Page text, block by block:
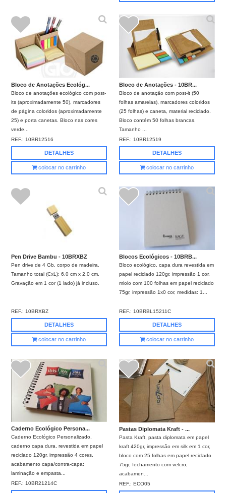
Bloco de Anotações Ecológ...
Bloco de anotações ecológico com post-
its (aproximadamente 50), marcadores
de página coloridos (aproximadamente
25) e porta canetas. Bloco nas cores
verde...
REF.: 10BR12516
DETALHES
colocar no carrinho
Bloco de Anotações - 10BR...
Bloco de anotação com post-it (50
folhas amarelas), marcadores coloridos
(25 folhas) e caneta, material reciclado.
Bloco contém 50 folhas brancas.
Tamanho ...
REF.: 10BR12519
DETALHES
colocar no carrinho
Pen Drive Bambu - 10BRXBZ
Pen drive de 4 Gb, corpo de madeira.
Tamanho total (CxL): 6,0 cm x 2,0 cm.
Gravação em 1 cor (1 lado) já incluso.
REF.:10BRXBZ
DETALHES
colocar no carrinho
Blocos Ecológicos - 10BRB...
Bloco ecológico, capa dura revestida em
papel reciclado 120gr, impressão 1 cor,
miolo com 100 folhas em papel reciclado
75gr, impressão 1x0 cor, medidas: 1...
REF.:10BRBL15211C
DETALHES
colocar no carrinho
Caderno Ecológico Persona...
Caderno Ecológico Personalizado,
caderno capa dura, revestida em papel
reciclado 120gr, impressão 4 cores,
acabamento capa/contra-capa:
laminação e empasta...
REF.:10BR21214C
Pastas Diplomata Kraft - ...
Pasta Kraft, pasta diplomata em papel
kraft 420gr, impressão em silk em 1 cor,
bloco com 25 folhas em papel reciclado
75gr, fechamento com velcro,
acabamen...
REF.:ECO05